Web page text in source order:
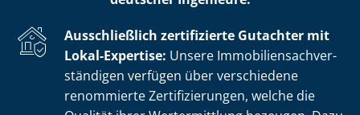
Ausschließlich zertifizierte Gutachter mit
Lokal-Expertise: Unsere Im­mo­bi­li­en­sach­ver­
stän­di­gen verfügen über verschiedene
renommierte Zer­ti­fi­zie­run­gen, welche die